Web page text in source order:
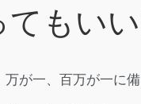
もい
が一、百万が一に